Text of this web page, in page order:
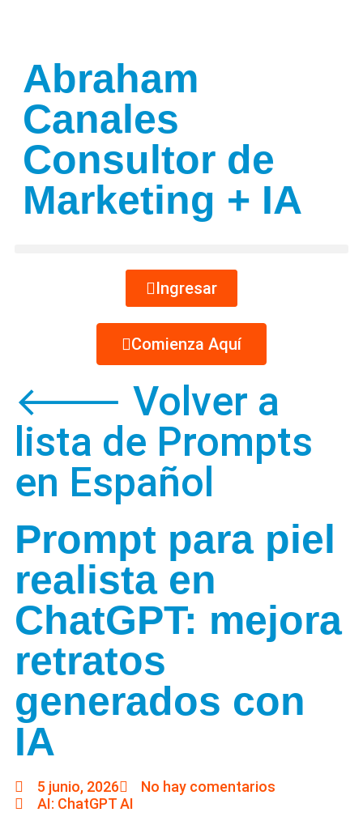
Abraham
Canales
Consultor de
Marketing + IA
Ingresar
Comienza Aquí
🡐 Volver a
lista de Prompts
en Español
Prompt para piel
realista en
ChatGPT: mejora
retratos
generados con
IA
5 junio, 2026
No hay comentarios
AI: ChatGPT AI